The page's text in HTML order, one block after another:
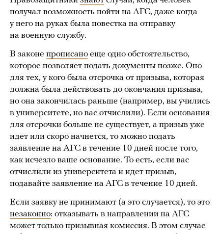
получал возможность пойти на АГС, даже когда
у него на руках была повестка на отправку
на военную службу.
В законе прописано еще одно обстоятельство,
которое позволяет подать документы позже. Оно
для тех, у кого была отсрочка от призыва, которая
должна была действовать до окончания призыва,
но она закончилась раньше (например, вы учились
в университете, но вас отчислили). Если основания
для отсрочки больше не существует, а призыв уже
идет или скоро начнется, то можно подать
заявление на АГС в течение 10 дней после того,
как исчезло ваше основание. То есть, если вас
отчислили из университета и идет призыв,
подавайте заявление на АГС в течение 10 дней.
Если заявку не принимают (а это случается), то это
незаконно: отказывать в направлении на АГС
может только призывная комиссия. В этом случае